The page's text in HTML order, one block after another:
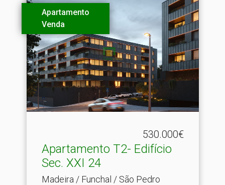
Apartamento
Venda
530.000€
Apartamento T2- Edifício
Sec.​ XXI 24
Madeira / Funchal / São Pedro